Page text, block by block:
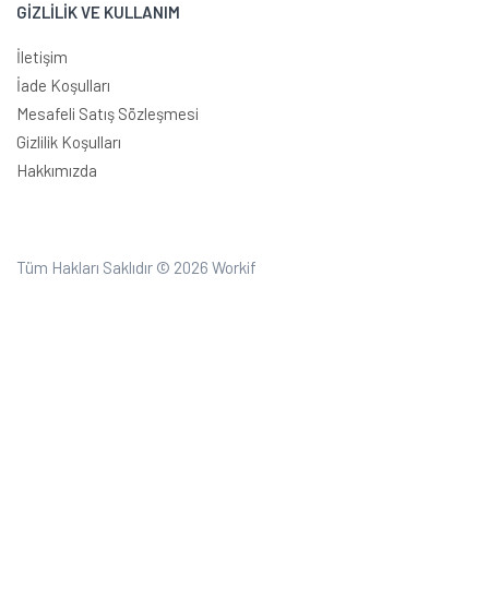
GİZLİLİK VE KULLANIM
İletişim
İade Koşulları
Mesafeli Satış Sözleşmesi
Gizlilik Koşulları
Hakkımızda
Tüm Hakları Saklıdır © 2026 Workif